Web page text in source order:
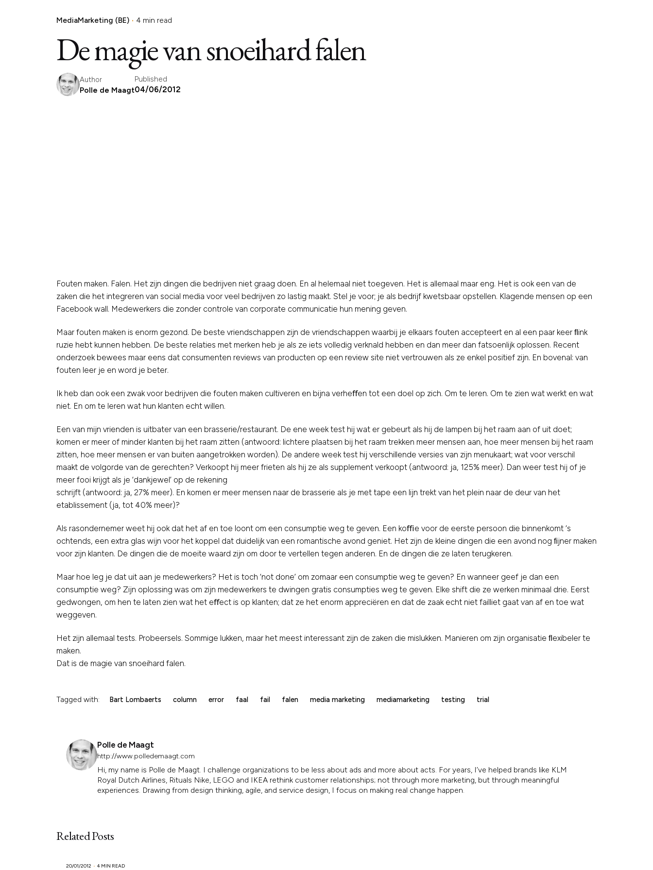
MediaMarketing (BE) 4 min read
De magie van snoeihard falen
Author
Polle de Maagt
Published
04/06/2012
Fouten maken. Falen. Het zijn dingen die bedrijven niet graag doen. En al helemaal niet toegeven. Het is allemaal maar eng. Het is ook een van de
zaken die het integreren van social media voor veel bedrijven zo lastig maakt. Stel je voor; je als bedrijf kwetsbaar opstellen. Klagende mensen op een
Facebook wall. Medewerkers die zonder controle van corporate communicatie hun mening geven.
Maar fouten maken is enorm gezond. De beste vriendschappen zijn de vriendschappen waarbij je elkaars fouten accepteert en al een paar keer ﬂink
ruzie hebt kunnen hebben. De beste relaties met merken heb je als ze iets volledig verknald hebben en dan meer dan fatsoenlijk oplossen. Recent
onderzoek bewees maar eens dat consumenten reviews van producten op een review site niet vertrouwen als ze enkel positief zijn. En bovenal: van
fouten leer je en word je beter.
Ik heb dan ook een zwak voor bedrijven die fouten maken cultiveren en bijna verheﬀen tot een doel op zich. Om te leren. Om te zien wat werkt en wat
niet. En om te leren wat hun klanten echt willen.
Een van mijn vrienden is uitbater van een brasserie/restaurant. De ene week test hij wat er gebeurt als hij de lampen bij het raam aan of uit doet;
komen er meer of minder klanten bij het raam zitten (antwoord: lichtere plaatsen bij het raam trekken meer mensen aan, hoe meer mensen bij het raam
zitten, hoe meer mensen er van buiten aangetrokken worden). De andere week test hij verschillende versies van zijn menukaart; wat voor verschil
maakt de volgorde van de gerechten? Verkoopt hij meer frieten als hij ze als supplement verkoopt (antwoord: ja, 125% meer). Dan weer test hij of je
meer fooi krijgt als je ‘dankjewel’ op de rekening
schrijft (antwoord: ja, 27% meer). En komen er meer mensen naar de brasserie als je met tape een lijn trekt van het plein naar de deur van het
etablissement (ja, tot 40% meer)?
Als rasondernemer weet hij ook dat het af en toe loont om een consumptie weg te geven. Een koﬃe voor de eerste persoon die binnenkomt ‘s
ochtends, een extra glas wijn voor het koppel dat duidelijk van een romantische avond geniet. Het zijn de kleine dingen die een avond nog ﬁjner maken
voor zijn klanten. De dingen die de moeite waard zijn om door te vertellen tegen anderen. En de dingen die ze laten terugkeren.
Maar hoe leg je dat uit aan je medewerkers? Het is toch ‘not done’ om zomaar een consumptie weg te geven? En wanneer geef je dan een
consumptie weg? Zijn oplossing was om zijn medewerkers te dwingen gratis consumpties weg te geven. Elke shift die ze werken minimaal drie. Eerst
gedwongen, om hen te laten zien wat het eﬀect is op klanten; dat ze het enorm appreciëren en dat de zaak echt niet failliet gaat van af en toe wat
weggeven.
Het zijn allemaal tests. Probeersels. Sommige lukken, maar het meest interessant zijn de zaken die mislukken. Manieren om zijn organisatie ﬂexibeler te
maken.
Dat is de magie van snoeihard falen.
Tagged with: Bart Lombaerts column error faal fail falen media marketing mediamarketing testing trial
Polle de Maagt
http://www.polledemaagt.com
Hi, my name is Polle de Maagt. I challenge organizations to be less about ads and more about acts. For years, I’ve helped brands like KLM
Royal Dutch Airlines, Rituals Nike, LEGO and IKEA rethink customer relationships; not through more marketing, but through meaningful
experiences. Drawing from design thinking, agile, and service design, I focus on making real change happen.
Related Posts
20/01/2012 4 MIN READ